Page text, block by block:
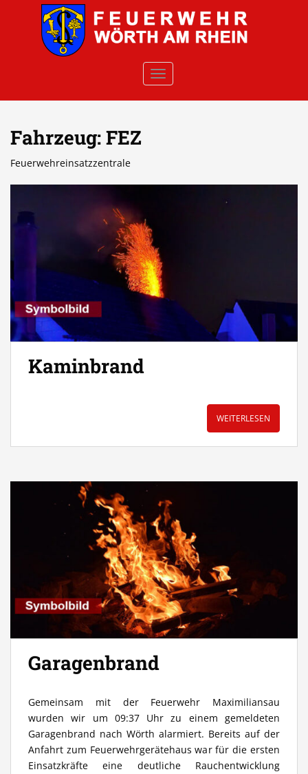
Skip to main content
TOGGLE NAVIGATION
Fahrzeug:FEZ
Feuerwehreinsatzzentrale
Kaminbrand
WEITERLESEN
Garagenbrand
Gemeinsam mit der Feuerwehr Maximiliansau
wurden wir um 09:37 Uhr zu einem gemeldeten
Garagenbrand nach Wörth alarmiert. Bereits auf der
Anfahrt zum Feuerwehrgerätehaus war für die ersten
Einsatzkräfte eine deutliche Rauchentwicklung